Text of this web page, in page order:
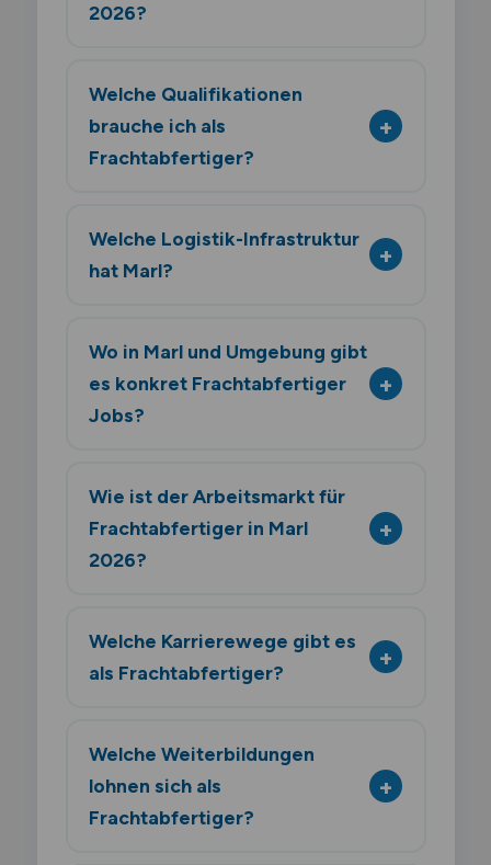
2026?
Welche Qualifikationen
brauche ich als
Frachtabfertiger?
Welche Logistik-Infrastruktur
hat Marl?
Wo in Marl und Umgebung gibt
es konkret Frachtabfertiger
Jobs?
Wie ist der Arbeitsmarkt für
Frachtabfertiger in Marl
2026?
Welche Karrierewege gibt es
als Frachtabfertiger?
Welche Weiterbildungen
lohnen sich als
Frachtabfertiger?